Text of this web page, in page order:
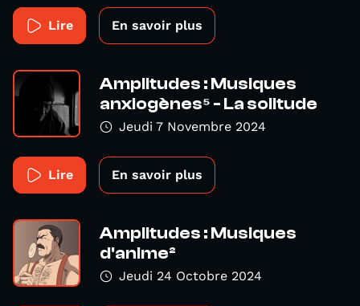
Lire En savoir plus
Amplitudes : Musiques
anxiogènes⁵ - La solitude
Jeudi 7 Novembre 2024
Lire En savoir plus
Amplitudes : Musiques
d'anime²
Jeudi 24 Octobre 2024